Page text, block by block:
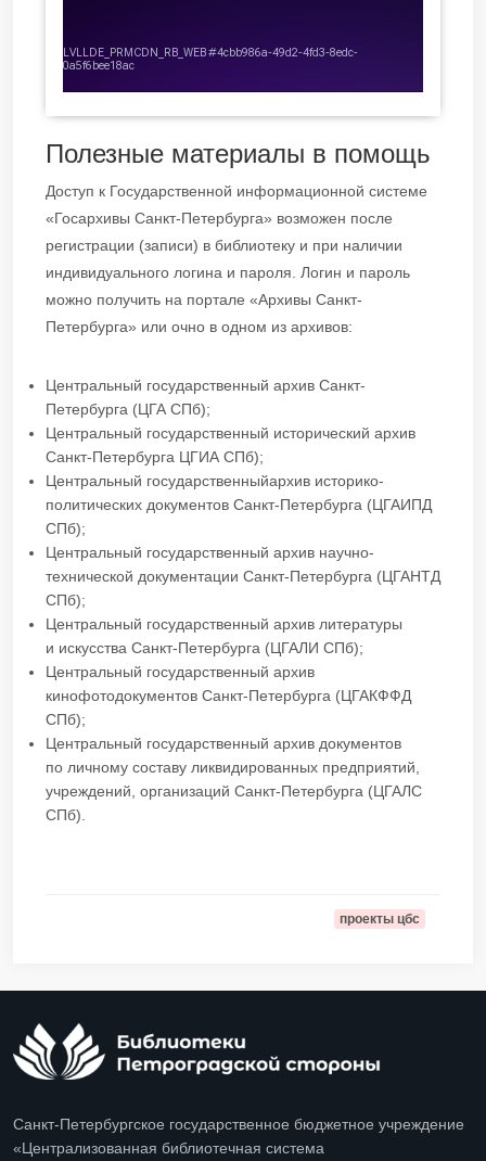
Полезные материалы в помощь
Доступ к Государственной информационной системе
«Госархивы Санкт-Петербурга» возможен после
регистрации (записи) в библиотеку и при наличии
индивидуального логина и пароля. Логин и пароль
можно получить на портале «Архивы Санкт-
Петербурга» или очно в одном из архивов:
Центральный государственный архив Санкт-
Петербурга (ЦГА СПб);
Центральный государственный исторический архив
Санкт-Петербурга ЦГИА СПб);
Центральный государственныйархив историко-
политических документов Санкт-Петербурга (ЦГАИПД
СПб);
Центральный государственный архив научно-
технической документации Санкт-Петербурга (ЦГАНТД
СПб);
Центральный государственный архив литературы
и искусства Санкт-Петербурга (ЦГАЛИ СПб);
Центральный государственный архив
кинофотодокументов Санкт-Петербурга (ЦГАКФФД
СПб);
Центральный государственный архив документов
по личному составу ликвидированных предприятий,
учреждений, организаций Санкт-Петербурга (ЦГАЛС
СПб).
проекты цбс
Санкт-Петербургское государственное бюджетное учреждение
«Централизованная библиотечная система